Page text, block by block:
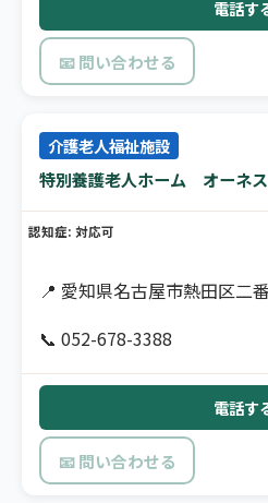
電話す
📧 問い合わせる
介護老人福祉施設
特別養護老人ホーム オーネ
認知症: 対応可
📍 愛知県名古屋市熱田区二
📞 052-678-3388
電話す
📧 問い合わせる